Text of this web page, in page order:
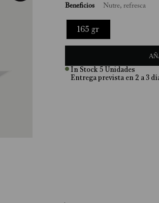
Beneficios Nutre, refresca
165 gr
In Stock 5Unidades